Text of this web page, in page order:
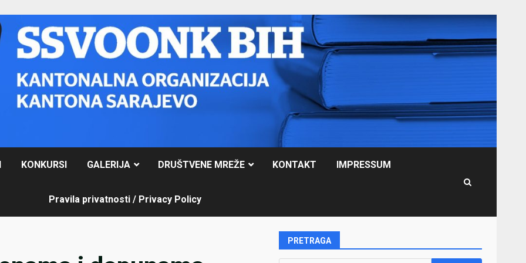
KONKURSI GALERIJA DRUŠTVENE MREŽE KONTAKT IMPRESSUM
Pravila privatnosti / Privacy Policy
PRETRAGA